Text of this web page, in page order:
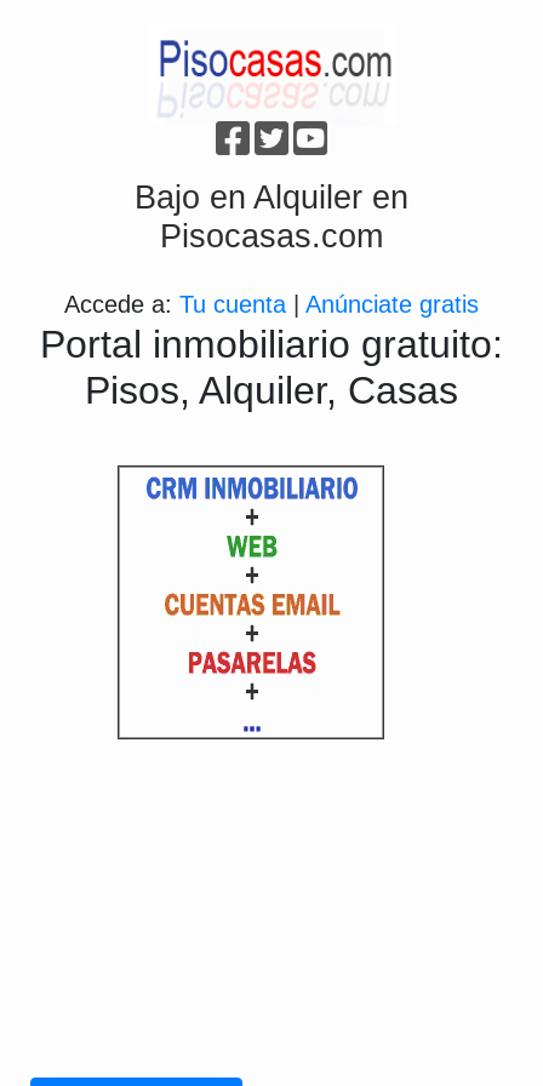
Bajo en Alquiler en
Pisocasas.com
Accede a: Tu cuenta Anúnciate gratis
Portal inmobiliario gratuito:
Pisos, Alquiler, Casas